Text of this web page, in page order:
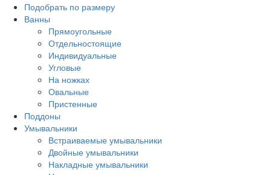
Подобрать по размеру
Ванны
Прямоугольные
Отдельностоящие
Индивидуальные
Угловые
На ножках
Овальные
Пристенные
Поддоны
Умывальники
Встраиваемые умывальники
Двойные умывальники
Накладные умывальники